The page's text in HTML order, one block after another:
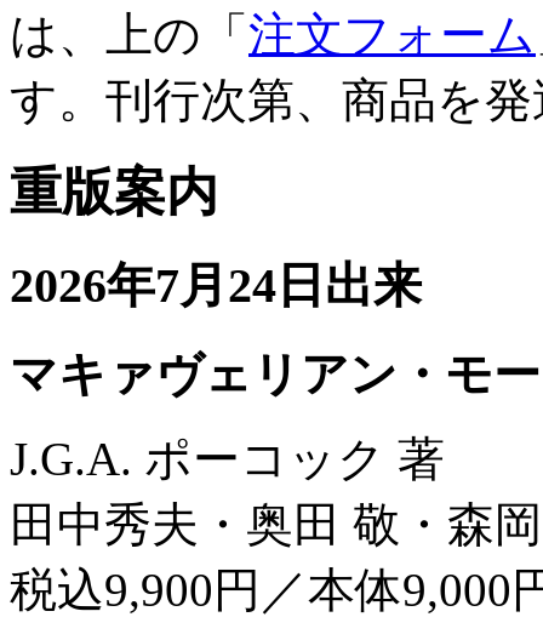
は、上の「 注文フォーム
す。刊行次第、商品を
重版案内
2026年7月24日出来
マキァヴェリアン・モ
J.G.A. ポーコック 著
田中秀夫・奥田 敬・森
税込9,900円／本体9,000